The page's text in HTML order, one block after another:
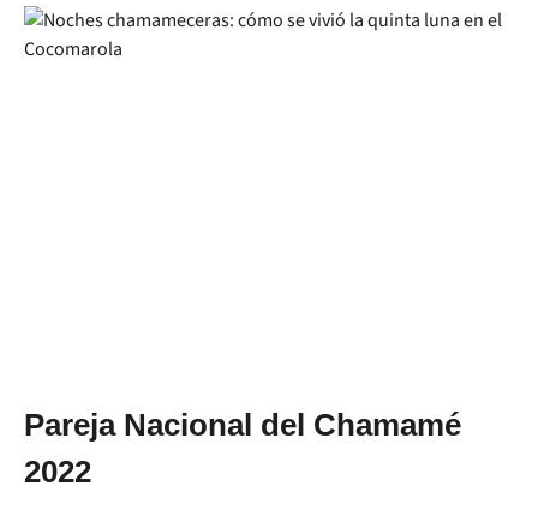
Pareja Nacional del Chamamé
2022